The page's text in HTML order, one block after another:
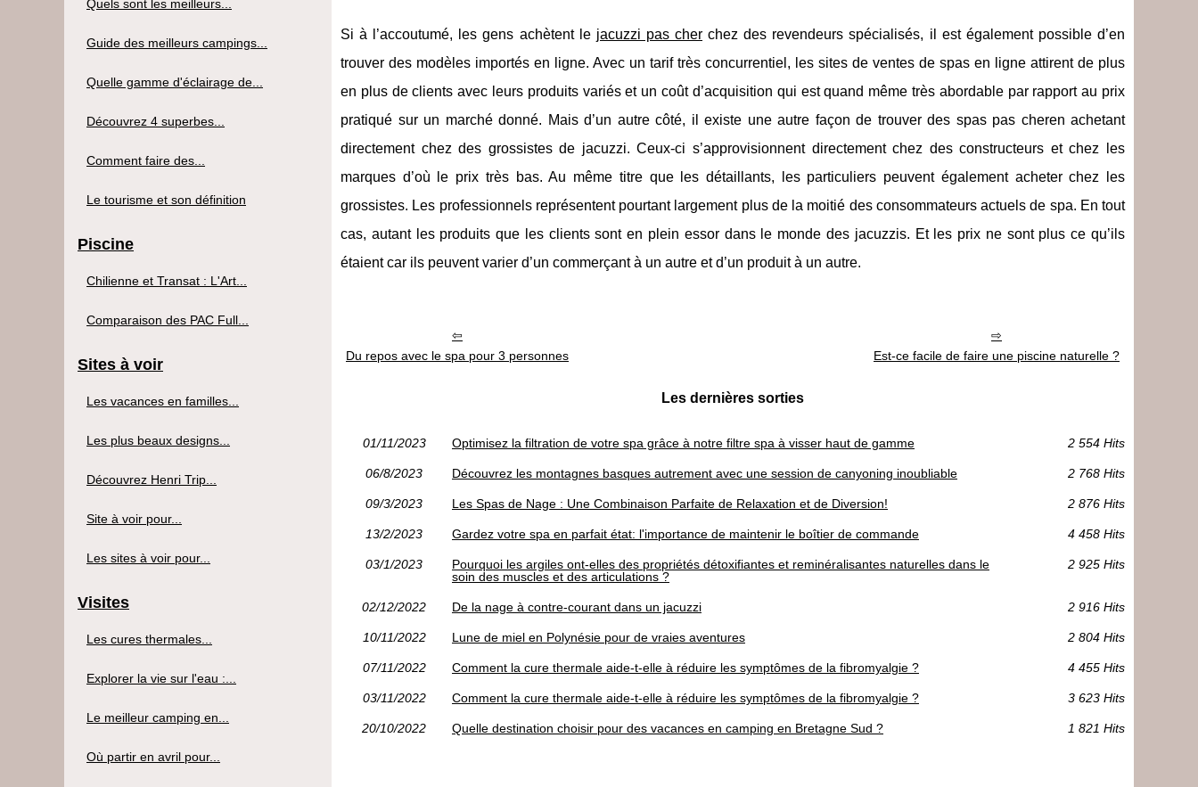
Si à l’accoutumé, les gens achètent le jacuzzi pas cher chez des revendeurs spécialisés, il est également possible d’en
trouver des modèles importés en ligne. Avec un tarif très concurrentiel, les sites de ventes de spas en ligne attirent de plus
en plus de clients avec leurs produits variés et un coût d’acquisition qui est quand même très abordable par rapport au prix
pratiqué sur un marché donné. Mais d’un autre côté, il existe une autre façon de trouver des spas pas cheren achetant
directement chez des grossistes de jacuzzi. Ceux-ci s’approvisionnent directement chez des constructeurs et chez les
marques d’où le prix très bas. Au même titre que les détaillants, les particuliers peuvent également acheter chez les
grossistes. Les professionnels représentent pourtant largement plus de la moitié des consommateurs actuels de spa. En tout
cas, autant les produits que les clients sont en plein essor dans le monde des jacuzzis. Et les prix ne sont plus ce qu’ils
étaient car ils peuvent varier d’un commerçant à un autre et d’un produit à un autre.
Du repos avec le spa pour 3 personnes Est-ce facile de faire une piscine naturelle ?
Les dernières sorties
01/11/2023 Optimisez la filtration de votre spa grâce à notre filtre spa à visser haut de gamme 2 554 Hits
06/8/2023 Découvrez les montagnes basques autrement avec une session de canyoning inoubliable 2 768 Hits
09/3/2023 Les Spas de Nage : Une Combinaison Parfaite de Relaxation et de Diversion! 2 876 Hits
13/2/2023 Gardez votre spa en parfait état: l'importance de maintenir le boîtier de commande 4 458 Hits
03/1/2023
Pourquoi les argiles ont-elles des propriétés détoxifiantes et reminéralisantes naturelles dans le
soin des muscles et des articulations ?
2 925 Hits
02/12/2022 De la nage à contre-courant dans un jacuzzi 2 916 Hits
10/11/2022 Lune de miel en Polynésie pour de vraies aventures 2 804 Hits
07/11/2022 Comment la cure thermale aide-t-elle à réduire les symptômes de la fibromyalgie ? 4 455 Hits
03/11/2022 Comment la cure thermale aide-t-elle à réduire les symptômes de la fibromyalgie ? 3 623 Hits
20/10/2022 Quelle destination choisir pour des vacances en camping en Bretagne Sud ? 1 821 Hits
Quels sont les meilleurs...
Guide des meilleurs campings...
Quelle gamme d'éclairage de...
Découvrez 4 superbes...
Comment faire des...
Le tourisme et son définition
Piscine
Chilienne et Transat : L'Art...
Comparaison des PAC Full...
Sites à voir
Les vacances en familles...
Les plus beaux designs...
Découvrez Henri Trip...
Site à voir pour...
Les sites à voir pour...
Visites
Les cures thermales...
Explorer la vie sur l'eau :...
Le meilleur camping en...
Où partir en avril pour...